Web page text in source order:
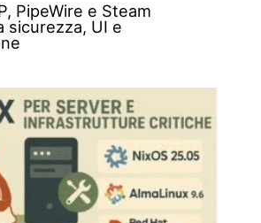
PipeWire e Steam
sicurezza, UI e